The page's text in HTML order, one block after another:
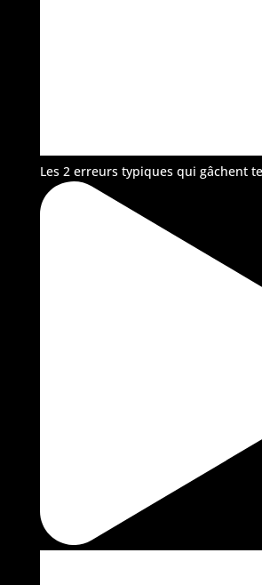
Les 2 erreurs typiques qui gâchent